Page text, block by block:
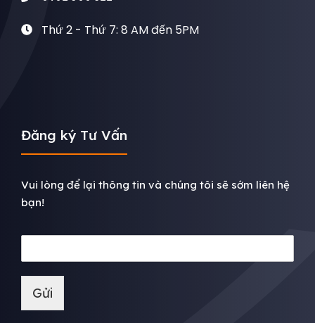
Thứ 2 - Thứ 7: 8 AM đến 5PM
Đăng ký Tư Vấn
Vui lòng để lại thông tin và chúng tôi sẽ sớm liên hệ
bạn!
Gửi